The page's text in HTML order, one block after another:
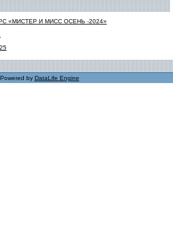
«МИСТЕР И МИСС ОСЕНЬ -2024»
Powered by DataLife Engine